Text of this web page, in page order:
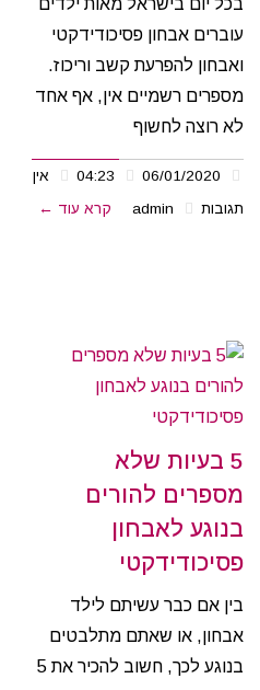
בכל יום בישראל מאות ילדים
עוברים אבחון פסיכודידקטי
ואבחון להפרעת קשב וריכוז.
מספרים רשמיים אין, אף אחד
לא רוצה לחשוף
אין
תגובות
admin קרא עוד ←
5 בעיות שלא
מספרים להורים
בנוגע לאבחון
פסיכודידקטי
בין אם כבר עשיתם לילד
אבחון, או שאתם מתלבטים
בנוגע לכך, חשוב להכיר את 5